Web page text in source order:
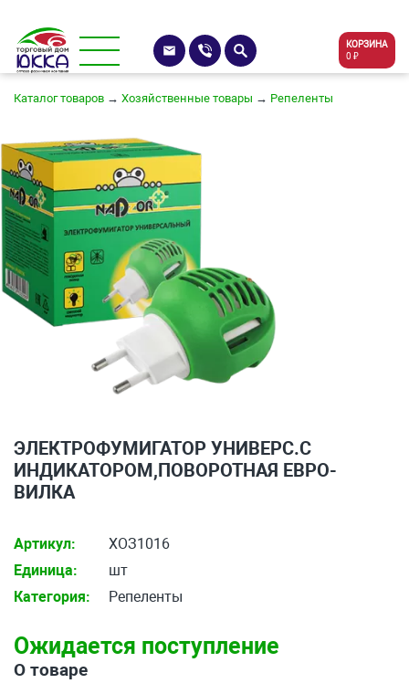
КОРЗИНА
0 ₽
Каталог товаров → Хозяйственные товары → Репеленты
ЭЛЕКТРОФУМИГАТОР УНИВЕРС.С
ИНДИКАТОРОМ,ПОВОРОТНАЯ ЕВРО-
ВИЛКА
Артикул:
ХОЗ1016
Единица:
шт
Категория:
Репеленты
Ожидается поступление
О товаре